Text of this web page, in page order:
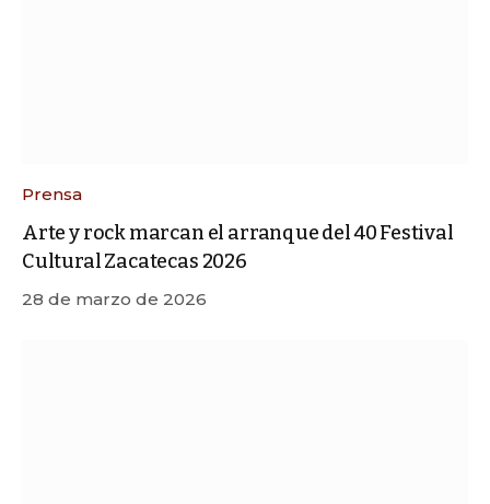
Prensa
Arte y rock marcan el arranque del 40 Festival
Cultural Zacatecas 2026
28 de marzo de 2026